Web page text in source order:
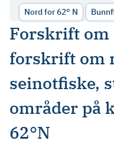
Nord for 62° N
Forskrift
forskrift om
seinotfiske,
områder på
62°N